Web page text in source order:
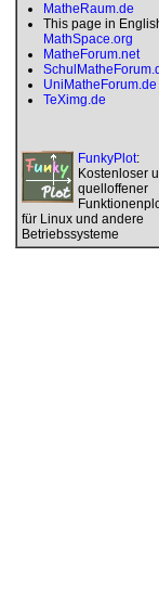
MatheRaum.de
This page in
MathSpace.org
MatheForum.net
UniMatheForum.de
TeXimg.de
FunkyPlot:
Kostenloser
quelloffener
für Linux und andere
Betriebssysteme